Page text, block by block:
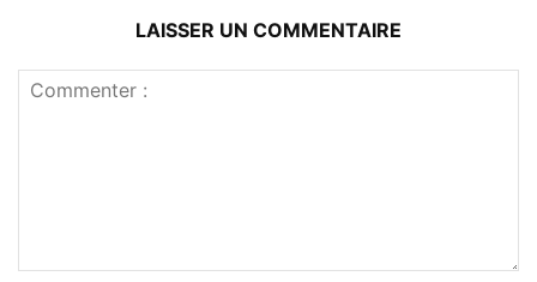
LAISSER UN COMMENTAIRE